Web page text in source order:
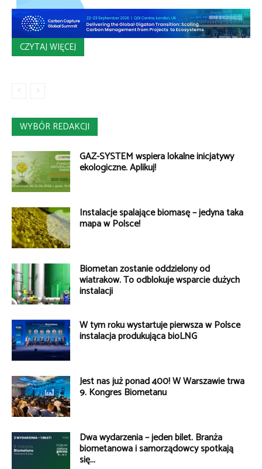
CZYTAJ WIĘCEJ
WYBÓR REDAKCJI
GAZ-SYSTEM wspiera lokalne inicjatywy
ekologiczne. Aplikuj!
Instalacje spalające biomasę – jedyna taka
mapa w Polsce!
Biometan zostanie oddzielony od
wiatraków. To odblokuje wsparcie dużych
instalacji
W tym roku wystartuje pierwsza w Polsce
instalacja produkująca bioLNG
Jest nas już ponad 400! W Warszawie trwa
9. Kongres Biometanu
Dwa wydarzenia – jeden bilet. Branża
biometanowa i samorządowcy spotkają
się...